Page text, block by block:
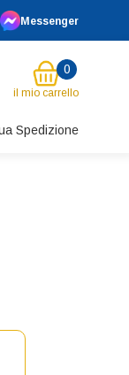
Messenger
0
il mio carrello
Spedizione